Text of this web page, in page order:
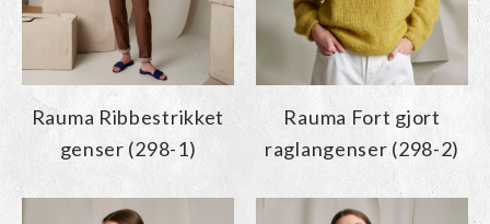
Rauma Ribbestrikket
genser (298-1)
Rauma Fort gjort
raglangenser (298-2)